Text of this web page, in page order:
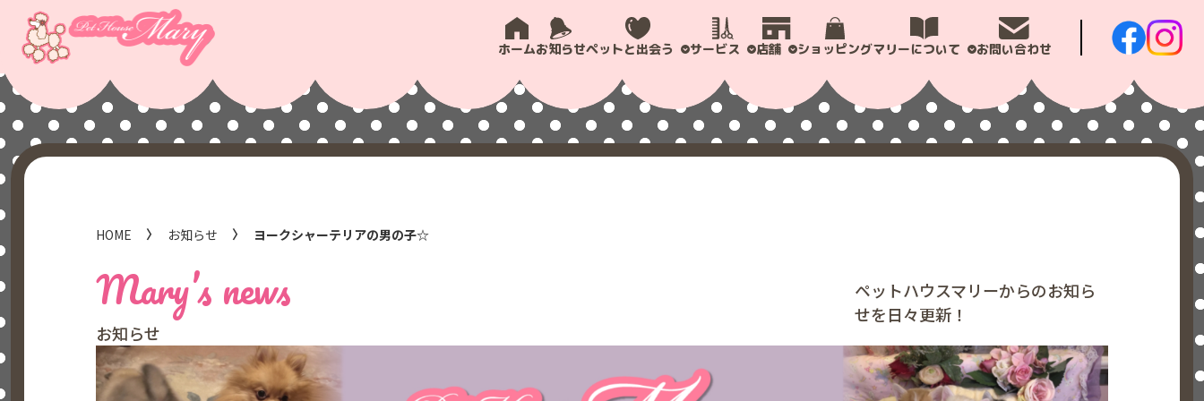
ホームお知らせペットと出会う サービス 店舗 ショッピングマリーについて お問い合わせ
HOME お知らせ ヨークシャーテリアの男の子☆
Mary’s news
お知らせ
ペットハウスマリーからのお知ら
せを日々更新！